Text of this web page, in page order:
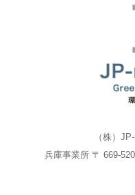
（株）
兵庫事業所 〒 669-